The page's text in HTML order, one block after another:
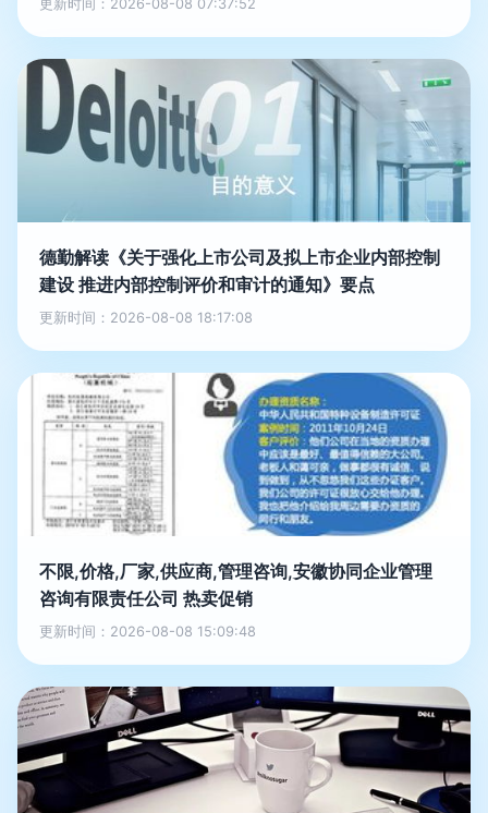
更新时间：2026-08-08 07:37:52
德勤解读《关于强化上市公司及拟上市企业内部控制
建设 推进内部控制评价和审计的通知》要点
更新时间：2026-08-08 18:17:08
不限,价格,厂家,供应商,管理咨询,安徽协同企业管理
咨询有限责任公司 热卖促销
更新时间：2026-08-08 15:09:48